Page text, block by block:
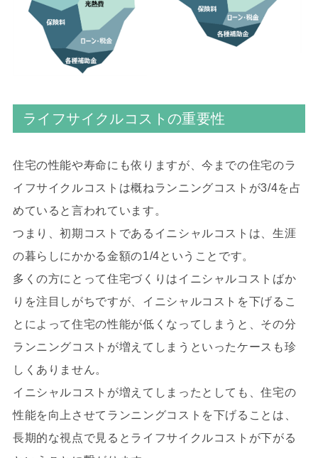
ライフサイクルコストの重要性
住宅の性能や寿命にも依りますが、今までの住宅のラ
イフサイクルコストは概ねランニングコストが3/4を占
めていると言われています。
つまり、初期コストであるイニシャルコストは、生涯
の暮らしにかかる金額の1/4ということです。
多くの方にとって住宅づくりはイニシャルコストばか
りを注目しがちですが、イニシャルコストを下げるこ
とによって住宅の性能が低くなってしまうと、その分
ランニングコストが増えてしまうといったケースも珍
しくありません。
イニシャルコストが増えてしまったとしても、住宅の
性能を向上させてランニングコストを下げることは、
長期的な視点で見るとライフサイクルコストが下がる